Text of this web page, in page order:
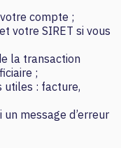
compte ;
votre SIRET si vous
la transaction
;
utiles : facture,
message d’erreur